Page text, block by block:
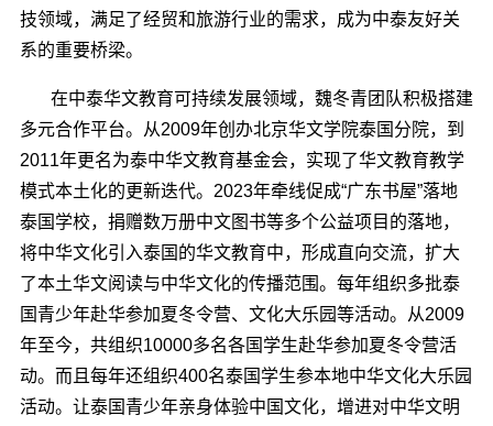
技领域，满足了经贸和旅游行业的需求， 成为中泰友好关
系的重要桥梁。
在中泰华文教育可持续发展领域，魏冬青团队积极搭建
多元合作平台。从2009年创办北京华文学院泰国分院，到
2011年更名为泰中华文教育基金会，实现了华文教育教学
模式本土化的更新迭代。 2023年牵线促成“广东书屋”落地
泰国学校，捐赠数万册中文图书等多个公益项目的落地，
将中华文化引入泰国的华文教育中，形成直向交流，扩大
了本土华文阅读与中华文化的传播范围。每年组织多批泰
国青少年赴华参加夏冬令营、文化大乐园等活动。 从2009
年至今，共组织10000多名各国学生赴华参加夏冬令营活
动。而且每年还组织400名泰国学生参本地中华文化大乐园
活动。让泰国青少年亲身体验中国文化，增进对中华文明